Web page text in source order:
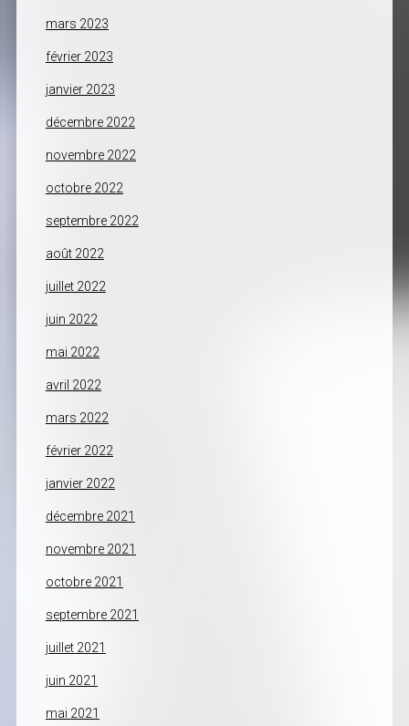
mars 2023
février 2023
janvier 2023
décembre 2022
novembre 2022
octobre 2022
septembre 2022
août 2022
juillet 2022
juin 2022
mai 2022
avril 2022
mars 2022
février 2022
janvier 2022
décembre 2021
novembre 2021
octobre 2021
septembre 2021
juillet 2021
juin 2021
mai 2021